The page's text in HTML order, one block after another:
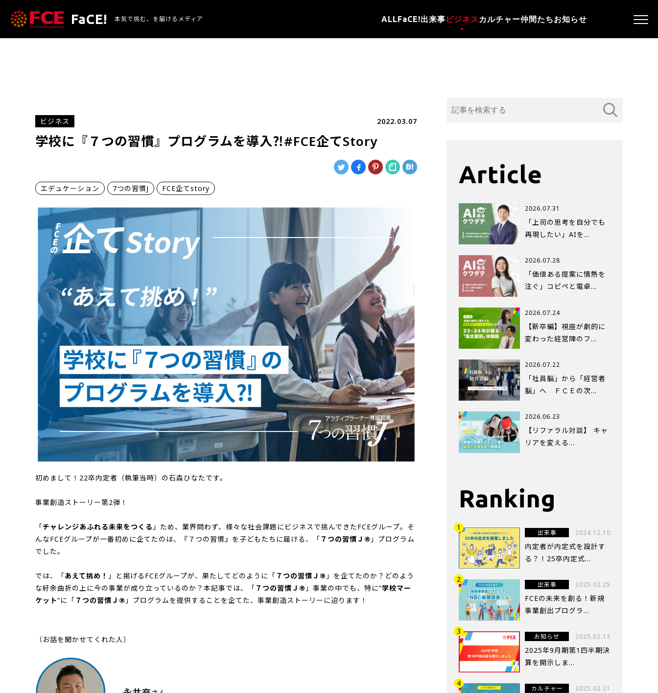
FaCE! 本気で挑む、を届けるメディア ALLFaCE!出来事 ビジネス カルチャー仲間たちお知らせ
ビジネス 2022.03.07
学校に『７つの習慣』プログラムを導入⁈#FCE企てStory
エデュケーション 7つの習慣J FCE企てstory
初めまして！22卒内定者（執筆当時）の石森ひなたです。
事業創造ストーリー第2弾！
「チャレンジあふれる未来をつくる 」ため、業界問わず、様々な社会課題にビジネスで挑んできたFCEグループ。そ
んなFCEグループが一番初めに企てたのは、『７つの習慣』を子どもたちに届ける、「 ７つの習慣Ｊ® 」プログラム
でした。
では、「あえて挑め！ 」と掲げるFCEグループが、果たしてどのように「 ７つの習慣Ｊ® 」を企てたのか？どのよう
な紆余曲折の上に今の事業が成り立っているのか？本記事では、「 ７つの習慣Ｊ® 」事業の中でも、特に”学校マー
ケット”に「 ７つの習慣Ｊ® 」プログラムを提供することを企てた、事業創造ストーリーに迫ります！
（お話を聞かせてくれた人）
Article
2026.07.31
「上司の思考を自分でも
再現したい」AIを…
2026.07.28
「価値ある提案に情熱を
注ぐ」コピペと電卓…
2026.07.24
【新卒編】視座が劇的に
変わった経営陣のフ…
2026.07.22
「社員脳」から「経営者
脳」へ ＦＣＥの次…
2026.06.23
【リファラル対談】 キャ
リアを変える…
Ranking
出来事 2024.12.10
内定者が内定式を設計す
る？！25卒内定式...
出来事 2025.02.25
FCEの未来を創る！新規
事業創出プログラ...
お知らせ 2025.02.13
2025年9月期第1四半期決
算を開示しま...
カルチャー 2025.02.21